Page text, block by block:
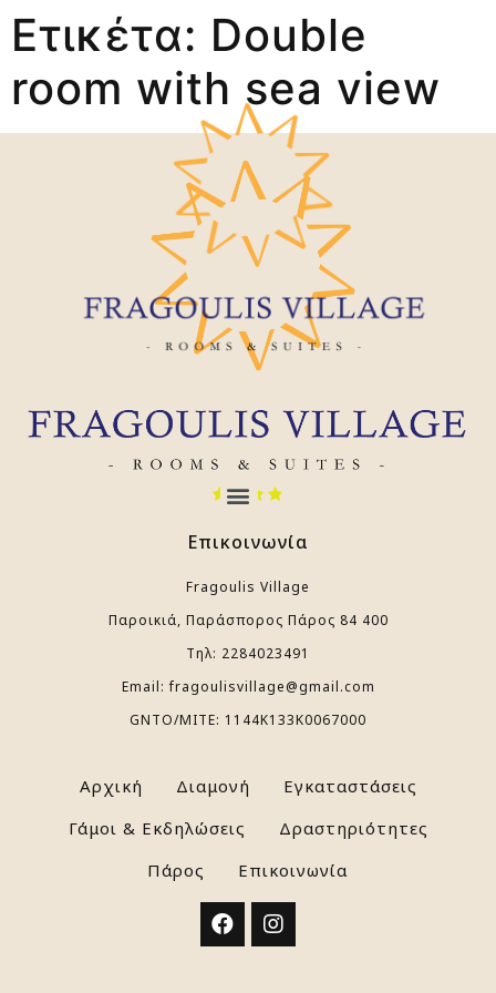
Ετικέτα: Double
room with sea view
Επικοινωνία
Fragoulis Village
Παροικιά, Παράσπορος Πάρος 84 400
Τηλ: 2284023491
Email: fragoulisvillage@gmail.com
GNTO/ΜIΤΕ: 1144Κ133Κ0067000
Αρχική Διαμονή
Εγκαταστάσεις
Γάμοι & Εκδηλώσεις
Δραστηριότητες
Πάρος
Επικοινωνία